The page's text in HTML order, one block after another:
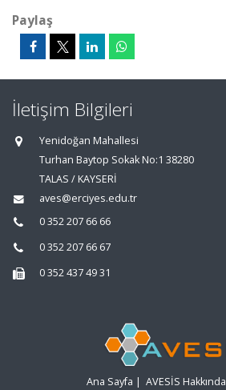
Paylaş
İletişim Bilgileri
Yenidoğan Mahallesi
Turhan Baytop Sokak No:1 38280
TALAS / KAYSERİ
aves@erciyes.edu.tr
0 352 207 66 66
0 352 207 66 67
0 352 437 49 31
Ana Sayfa | AVESİS Hakkında